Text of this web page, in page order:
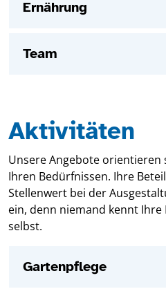
Ernährung
Team
Aktivitäten
Unsere Angebote orientieren
Ihren Bedürfnissen. Ihre
Stellenwert bei der
ein, denn niemand kennt Ihre
selbst.
Gartenpflege